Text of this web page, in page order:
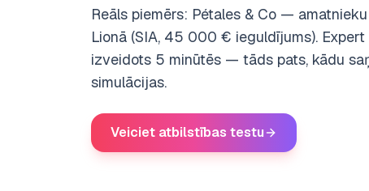
Reāls piemērs: Pétales & Co —
Lionā (SIA, 45 000 € ieguldījums).
izveidots 5 minūtēs — tāds pats, kādu
simulācijas.
Veiciet atbilstības testu